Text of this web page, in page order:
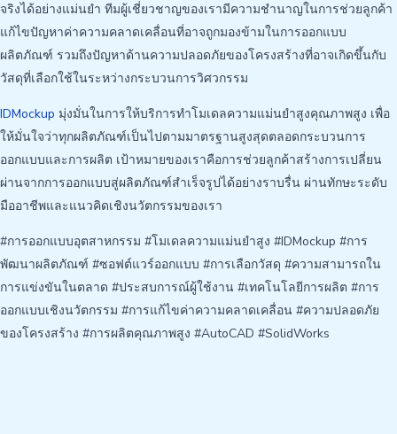
จริงได้อย่างแม่นยำ ทีมผู้เชี่ยวชาญของเรามีความชำนาญในการช่วยลูกค้า
แก้ไขปัญหาค่าความคลาดเคลื่อนที่อาจถูกมองข้ามในการออกแบบ
ผลิตภัณฑ์ รวมถึงปัญหาด้านความปลอดภัยของโครงสร้างที่อาจเกิดขึ้นกับ
วัสดุที่เลือกใช้ในระหว่างกระบวนการวิศวกรรม
IDMockup มุ่งมั่นในการให้บริการทำโมเดลความแม่นยำสูงคุณภาพสูง เพื่อ
ให้มั่นใจว่าทุกผลิตภัณฑ์เป็นไปตามมาตรฐานสูงสุดตลอดกระบวนการ
ออกแบบและการผลิต เป้าหมายของเราคือการช่วยลูกค้าสร้างการเปลี่ยน
ผ่านจากการออกแบบสู่ผลิตภัณฑ์สำเร็จรูปได้อย่างราบรื่น ผ่านทักษะระดับ
มืออาชีพและแนวคิดเชิงนวัตกรรมของเรา
#การออกแบบอุตสาหกรรม #โมเดลความแม่นยำสูง #IDMockup #การ
พัฒนาผลิตภัณฑ์ #ซอฟต์แวร์ออกแบบ #การเลือกวัสดุ #ความสามารถใน
การแข่งขันในตลาด #ประสบการณ์ผู้ใช้งาน #เทคโนโลยีการผลิต #การ
ออกแบบเชิงนวัตกรรม #การแก้ไขค่าความคลาดเคลื่อน #ความปลอดภัย
ของโครงสร้าง #การผลิตคุณภาพสูง #AutoCAD #SolidWorks